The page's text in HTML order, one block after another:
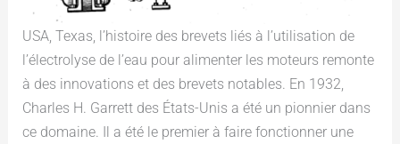
USA, Texas, l’histoire des brevets liés à l’utilisation de
l’électrolyse de l’eau pour alimenter les moteurs remonte
à des innovations et des brevets notables. En 1932,
Charles H. Garrett des États-Unis a été un pionnier dans
ce domaine. Il a été le premier à faire fonctionner une